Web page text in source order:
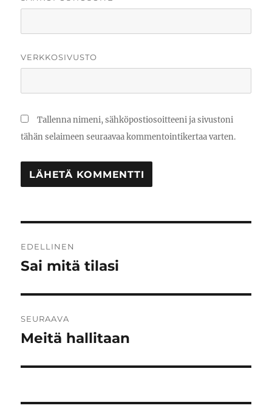
VERKKOSIVUSTO
Tallenna nimeni, sähköpostiosoitteeni ja sivustoni
tähän selaimeen seuraavaa kommentointikertaa varten.
selaus
EDELLINEN
Edellinen
Sai mitä tilasi
SEURAAVA
Seuraava
Meitä hallitaan